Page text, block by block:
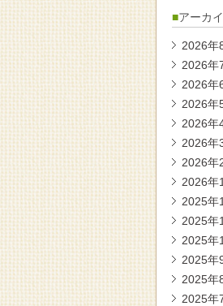
アーカ
2026年
2026年
2026年
2026年
2026年
2026年
2026年
2026年
2025年
2025年
2025年
2025年
2025年
2025年